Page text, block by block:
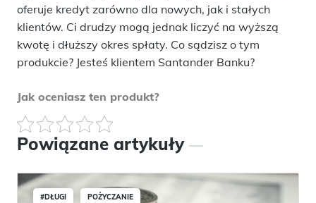
oferuje kredyt zarówno dla nowych, jak i stałych
klientów. Ci drudzy mogą jednak liczyć na wyższą
kwotę i dłuższy okres spłaty. Co sądzisz o tym
produkcie? Jesteś klientem Santander Banku?
Jak oceniasz ten produkt?
Powiązane artykuły
#DŁUGI POŻYCZANIE